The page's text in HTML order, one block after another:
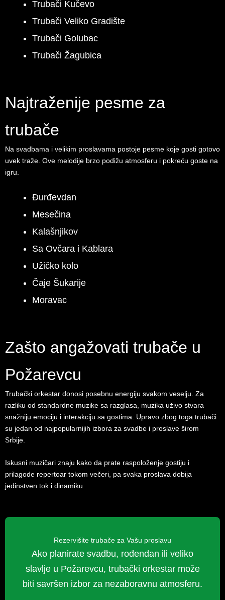
Trubači Kučevo
Trubači Veliko Gradište
Trubači Golubac
Trubači Žagubica
Najtraženije pesme za
trubače
Na svadbama i velikim proslavama postoje pesme koje gosti gotovo
uvek traže. Ove melodije brzo podižu atmosferu i pokreću goste na
igru.
Đurđevdan
Mesečina
Kalašnjikov
Sa Ovčara i Kablara
Užičko kolo
Čaje Šukarije
Moravac
Zašto angažovati trubače u
Požarevcu
Trubački orkestar donosi posebnu energiju svakom veselju. Za
razliku od standardne muzike sa razglasa, muzika uživo stvara
snažniju emociju i interakciju sa gostima. Upravo zbog toga trubači
su jedan od najpopularnijih izbora za svadbe i proslave širom
Srbije.
Iskusni muzičari znaju kako da prate raspoloženje gostiju i
prilagode repertoar tokom večeri, pa svaka proslava dobija
jedinstven tok i dinamiku.
Rezervišite trubače za Vašu proslavu
Ako planirate svadbu, rođendan ili veliko
slavlje u Požarevcu, trubački orkestar može
biti savršen izbor za nezaboravnu atmosferu.